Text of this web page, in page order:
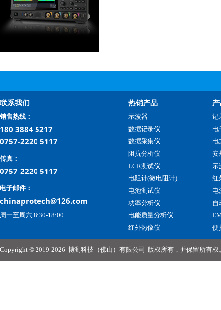
联系我们
销售热线：
180 3884 5217
0757-2220 5117
传真：
0757-2220 5117
电子邮件：
chinaprotech@126.com
周一至周六 8:30-18:00
热销产品
示波器
数据记录仪
数据采集仪
阻抗分析仪
LCR测试仪
电阻计(微电阻计)
电池测试仪
功率分析仪
电能质量分析仪
红外热像仪
记
电
电
安
示
红
电
自
便
Copyright © 2019-2026 博测科技（佛山）有限公司 版权所有，并保留所有